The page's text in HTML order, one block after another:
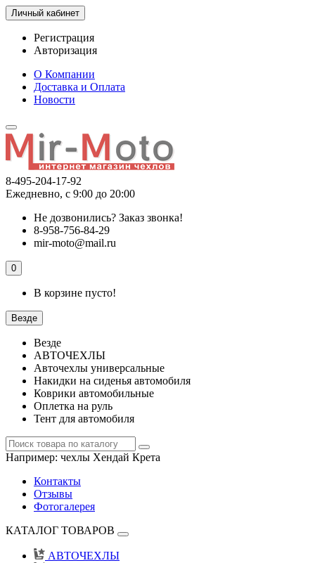
Личный кабинет
Регистрация
Авторизация
О Компании
Доставка и Оплата
Новости
8-495-204-17-92
Ежедневно, с 9:00 до 20:00
Не дозвонились? Заказ звонка!
8-958-756-84-29
mir-moto@mail.ru
0
В корзине пусто!
Везде
Везде
АВТОЧЕХЛЫ
Авточехлы универсальные
Накидки на сиденья автомобиля
Коврики автомобильные
Оплетка на руль
Тент для автомобиля
Например: чехлы Хендай Крета
Контакты
Отзывы
Фотогалерея
КАТАЛОГ ТОВАРОВ
АВТОЧЕХЛЫ